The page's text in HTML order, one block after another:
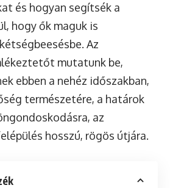
és hogyan segítsék a
hogy ők maguk is
Az
mutatunk be,
ebben a nehéz időszakban,
természetére, a határok
az
hosszú, rögös útjára.